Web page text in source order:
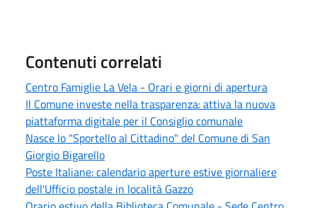
Contenuti correlati
Centro Famiglie La Vela - Orari e giorni di apertura
Il Comune investe nella trasparenza: attiva la nuova
piattaforma digitale per il Consiglio comunale
Nasce lo "Sportello al Cittadino" del Comune di San
Giorgio Bigarello
Poste Italiane: calendario aperture estive giornaliere
dell'Ufficio postale in località Gazzo